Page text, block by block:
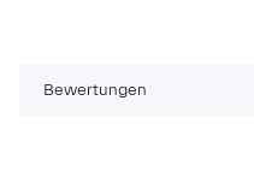
Bewertungen